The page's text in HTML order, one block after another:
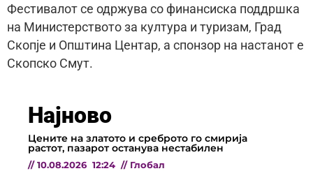
Фестивалот се одржува со финансиска поддршка
на Министерството за култура и туризам, Град
Скопје и Општина Центар, а спонзор на настанот е
Скопско Смут.
Најново
Цените на златото и среброто го смирија
растот, пазарот останува нестабилен
// 10.08.2026 12:24 // Глобал